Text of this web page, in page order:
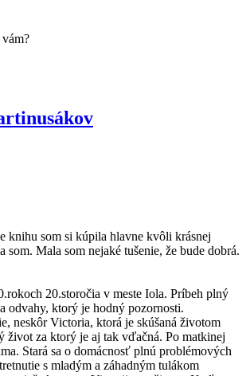
knihu som si kúpila hlavne kvôli krásnej
som. Mala som nejaké tušenie, že bude dobrá.
20.storočia v meste Iola. Príbeh plný
odvahy, ktorý je hodný pozornosti.
neskôr Victoria, ktorá je skúšaná životom
život za ktorý je aj tak vďačná. Po matkinej
Stará sa o domácnosť plnú problémových
s mladým a záhadným tulákom